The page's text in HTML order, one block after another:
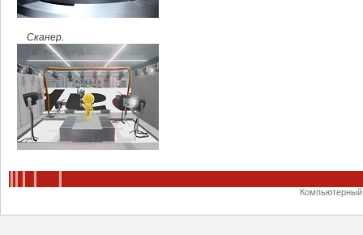
Сканер.
Компьютерный